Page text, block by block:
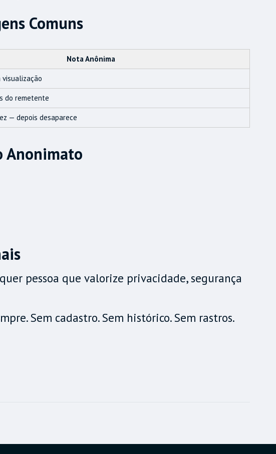
Comuns
Nota Anônima
do remetente
— depois desaparece
Anonimato
pessoa que valorize privacidade, segurança
Sem cadastro. Sem histórico. Sem rastros.